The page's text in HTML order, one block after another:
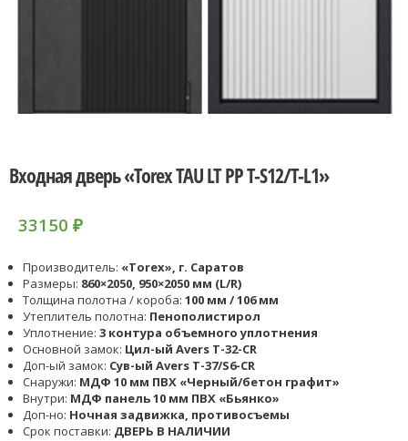
Входная дверь «Torex TAU LT PP T-S12/T-L1»
33150 ₽
Производитель: «Torex», г. Саратов
Размеры: 860×2050, 950×2050 мм (L/R)
Толщина полотна / короба: 100 мм / 106 мм
Утеплитель полотна: Пенополистирол
Уплотнение: 3 контура объемного уплотнения
Основной замок: Цил-ый Avers T-32-CR
Доп-ый замок: Сув-ый Avers T-37/S6-CR
Снаружи: МДФ 10 мм ПВХ «Черный/бетон графит»
Внутри: МДФ панель 10 мм ПВХ «Бьянко»
Доп-но: Ночная задвижка, противосъемы
Срок поставки: ДВЕРЬ В НАЛИЧИИ